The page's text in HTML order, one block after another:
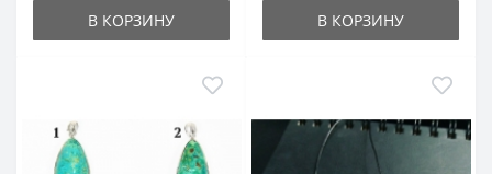
В КОРЗИНУ В КОРЗИНУ